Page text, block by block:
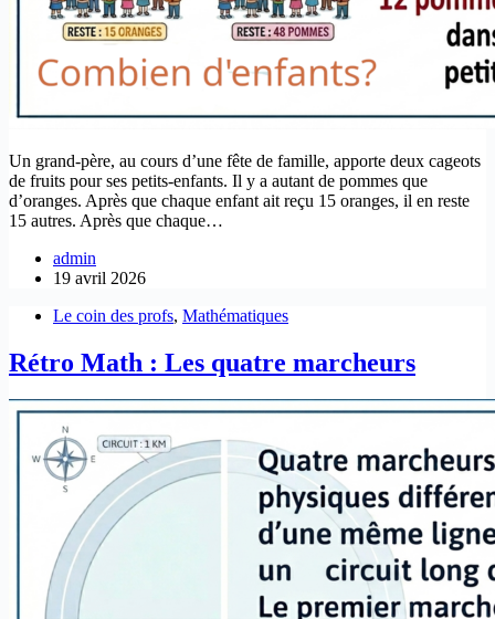
Un grand-père, au cours d’une fête de famille, apporte deux cageots
de fruits pour ses petits-enfants. Il y a autant de pommes que
d’oranges. Après que chaque enfant ait reçu 15 oranges, il en reste
15 autres. Après que chaque…
admin
19 avril 2026
Le coin des profs, Mathématiques
Rétro Math : Les quatre marcheurs